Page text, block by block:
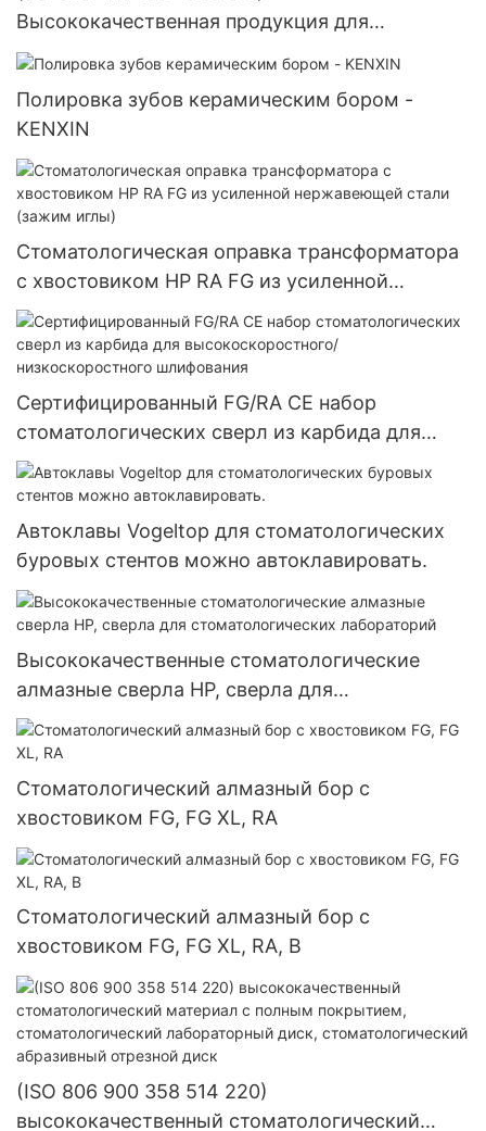
Высококачественная продукция для
стоматологических лабораторий
Зуботехническое оборудование для установки
драгоценных камней Полировальная
шлифовальная головка
Полировка зубов керамическим бором -
KENXIN
Стоматологическая оправка трансформатора
с хвостовиком HP RA FG из усиленной
нержавеющей стали (зажим иглы)
Сертифицированный FG/RA CE набор
стоматологических сверл из карбида для
высокоскоростного/низкоскоростного
шлифования
Автоклавы Vogeltop для стоматологических
буровых стентов можно автоклавировать.
Высококачественные стоматологические
алмазные сверла HP, сверла для
стоматологических лабораторий
Стоматологический алмазный бор с
хвостовиком FG, FG XL, RA
Стоматологический алмазный бор с
хвостовиком FG, FG XL, RA, B
(ISO 806 900 358 514 220)
высококачественный стоматологический